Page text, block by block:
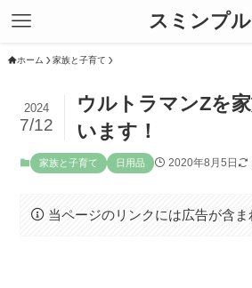
スミンプル
ホーム 家族と子育て
ウルトラマンZを
います！
2024
7/12
家族と子育て 日用品 2020年8月5日
当ページのリンクには広告が含ま